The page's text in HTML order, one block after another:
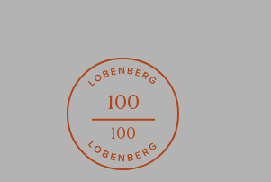
100
100